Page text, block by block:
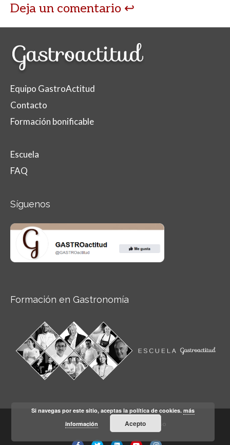
Deja un comentario
Equipo GastroActitud
Contacto
Formación bonificable
Escuela
FAQ
Síguenos
Formación en Gastronomía
Aviso legal Condiciones de Uso
Si navegas por este sitio, aceptas la política de cookies.más
información
Acepto